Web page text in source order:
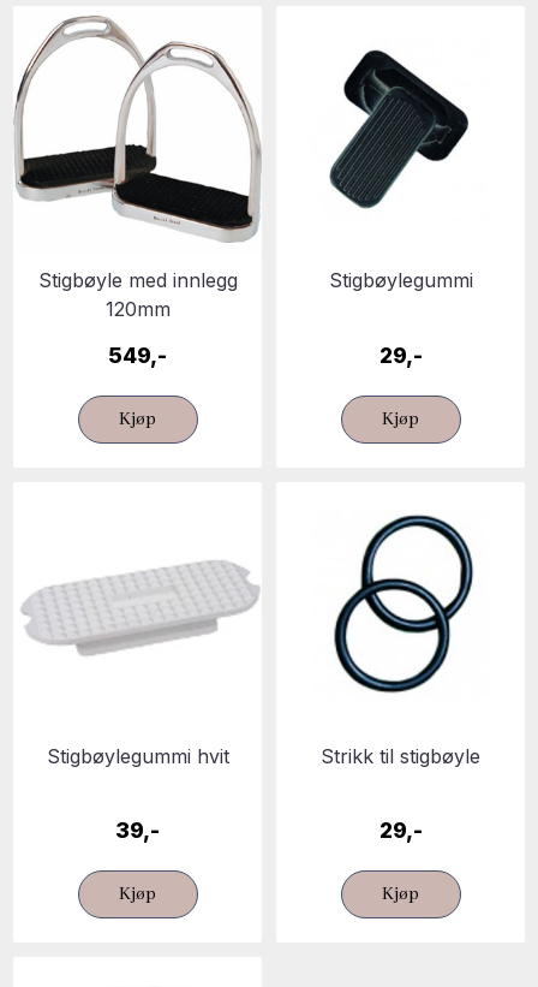
Stigbøyle med innlegg
120mm
549,-
Kjøp
Stigbøylegummi
29,-
Kjøp
Stigbøylegummi hvit
39,-
Kjøp
Strikk til stigbøyle
29,-
Kjøp